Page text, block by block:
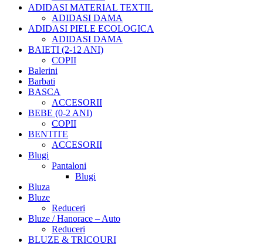
ADIDASI MATERIAL TEXTIL
ADIDASI DAMA
ADIDASI PIELE ECOLOGICA
ADIDASI DAMA
BAIETI (2-12 ANI)
COPII
Balerini
Barbati
BASCA
ACCESORII
BEBE (0-2 ANI)
COPII
BENTITE
ACCESORII
Blugi
Pantaloni
Blugi
Bluza
Bluze
Reduceri
Bluze / Hanorace – Auto
Reduceri
BLUZE & TRICOURI